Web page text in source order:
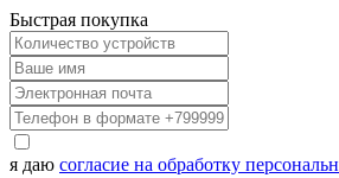
Быстрая покупка
я даю согласие на обработку